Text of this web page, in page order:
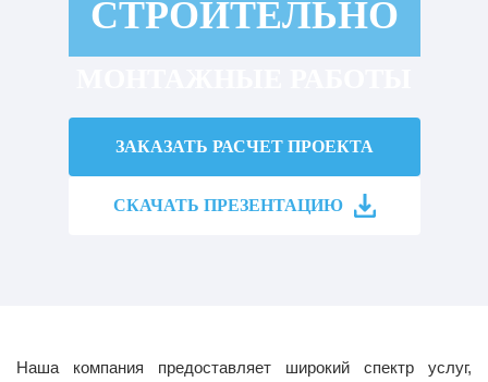
СТРОИТЕЛЬНО
ЗАКАЗАТЬ РАСЧЕТ ПРОЕКТА
СКАЧАТЬ ПРЕЗЕНТАЦИЮ
Наша компания предоставляет широкий спектр услуг,